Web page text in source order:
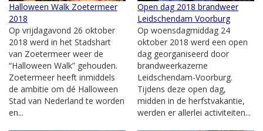
Halloween Walk Zoetermeer
2018
Op vrijdagavond 26 oktober
2018 werd in het Stadshart
van Zoetermeer weer de
“Halloween Walk” gehouden.
Zoetermeer heeft inmiddels
de ambitie om dé Halloween
Stad van Nederland te worden
en...
Open dag 2018 brandweer
Leidschendam Voorburg
Op woensdagmiddag 24
oktober 2018 werd een open
dag georganiseerd door
brandweerkazerne
Leidschendam-Voorburg.
Tijdens deze open dag,
midden in de herfstvakantie,
werden er allerlei activiteiten...